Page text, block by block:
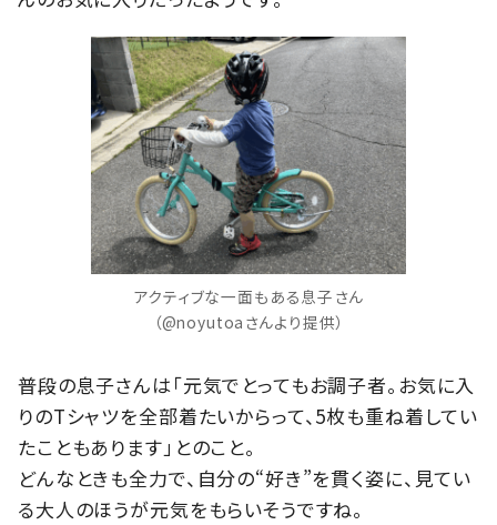
アクティブな一面もある息子さん
（@noyutoaさんより提供）
普段の息子さんは「元気でとってもお調子者。お気に入
りのTシャツを全部着たいからって、5枚も重ね着してい
たこともあります」とのこと。
どんなときも全力で、自分の“好き”を貫く姿に、見てい
る大人のほうが元気をもらいそうですね。